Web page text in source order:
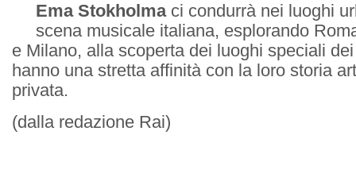
Ema Stokholmaci condurrà nei luoghi
scena musicale italiana, esplorando
e Milano, alla scoperta dei luoghi speciali
hanno una stretta affinità con la loro storia
privata.
(dalla redazione Rai)